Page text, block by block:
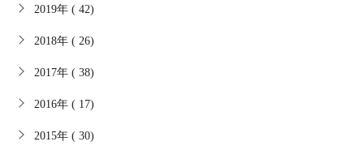
2019年 ( 42)
2018年 ( 26)
2017年 ( 38)
2016年 ( 17)
2015年 ( 30)